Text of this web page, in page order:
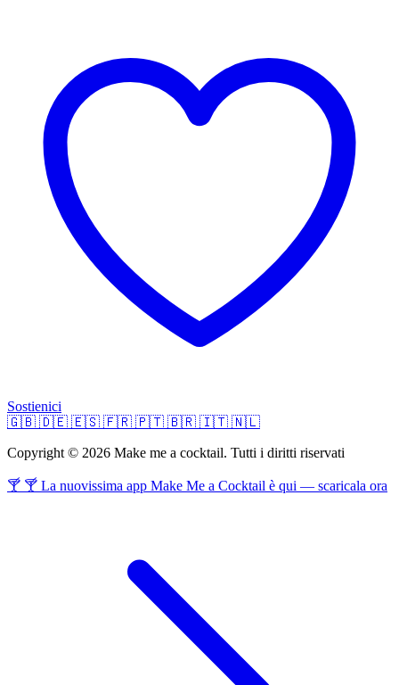
Sostienici
🇬🇧 🇩🇪 🇪🇸 🇫🇷 🇵🇹 🇧🇷 🇮🇹 🇳🇱
Copyright © 2026 Make me a cocktail. Tutti i diritti riservati
🍸 🍸 La nuovissima app Make Me a Cocktail è qui — scaricala ora